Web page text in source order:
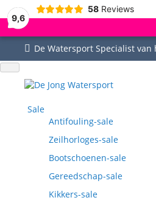
9,6
58 Reviews
De Watersport Specialist van
Sale
Antifouling-sale
Zeilhorloges-sale
Bootschoenen-sale
Gereedschap-sale
Kikkers-sale